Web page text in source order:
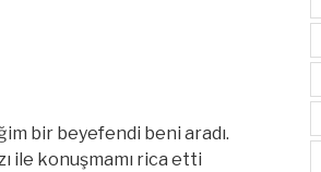
bir beyefendi beni aradı.
ile konuşmamı rica etti